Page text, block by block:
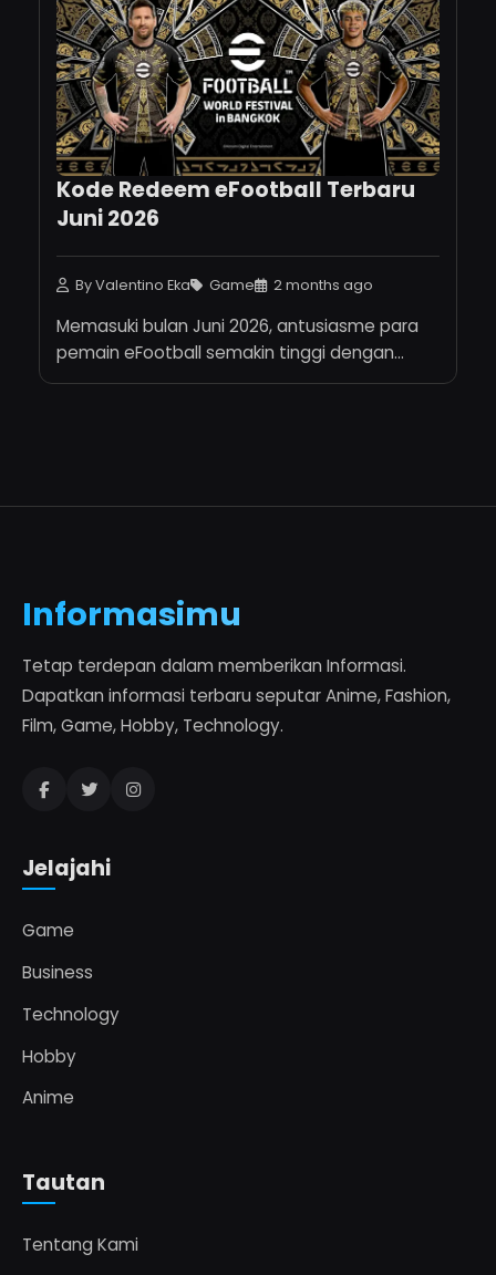
Kode Redeem eFootball Terbaru
Juni 2026
By Valentino Eka Game 2 months ago
Memasuki bulan Juni 2026, antusiasme para
pemain eFootball semakin tinggi dengan...
Informasimu
Tetap terdepan dalam memberikan Informasi.
Dapatkan informasi terbaru seputar Anime, Fashion,
Film, Game, Hobby, Technology.
Jelajahi
Game
Business
Technology
Hobby
Anime
Tautan
Tentang Kami